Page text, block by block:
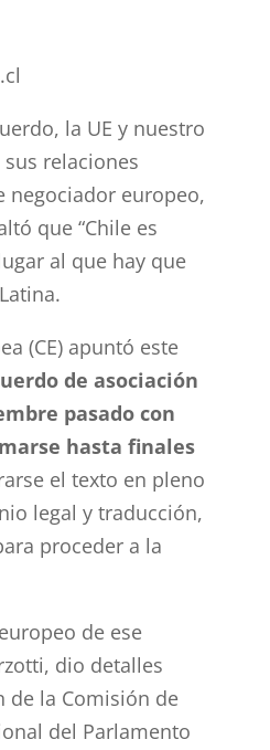
la UE y nuestro
relaciones
negociador europeo,
que “Chile es
al que hay que
(CE) apuntó este
de asociación
pasado con
hasta finales
el texto en pleno
legal y traducción,
proceder a la
de ese
dio detalles
de la Comisión de
del Parlamento